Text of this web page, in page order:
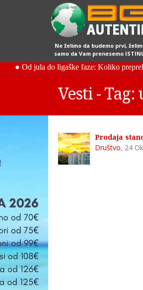
Ne želimo da budemo prvi,
samo da Vam prenesemo
Vesti -
Prodaja
Društvo, 24